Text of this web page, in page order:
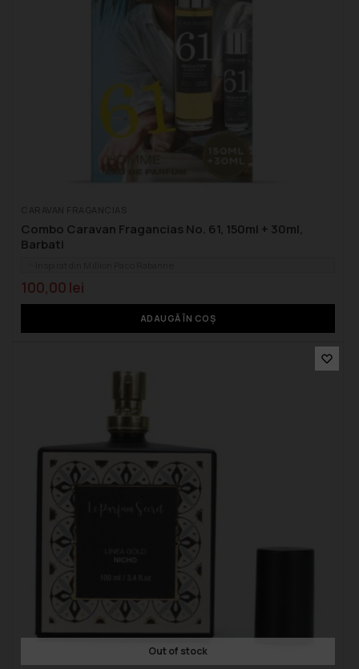
Combo Caravan Fragancias No. 61, 150ml + 30ml,
Barbati
100,00 lei
ADAUGĂ ÎN COȘ
Out of stock